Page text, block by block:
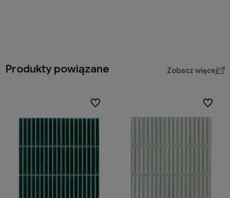
Produkty powiązane Zobacz więcej
Do ulubionych Do